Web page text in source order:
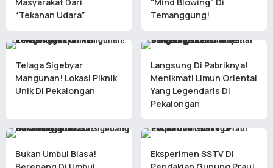
Masyarakat Dari
“Tekanan Udara”
"Mind Blowing" Di
Temanggung!
Telaga Sigebyar
Mangunan! Lokasi Piknik
Unik Di Pekalongan
Langsung Di Pabriknya!
Menikmati Limun Oriental
Yang Legendaris Di
Pekalongan
Bukan Umbul Biasa!
Eksperimen SSTV Di